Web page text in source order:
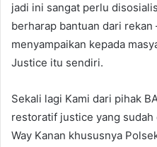
jadi ini sangat perlu
berharap bantuan dari
menyampaikan kepada
Justice itu sendiri.
Sekali lagi Kami dari pihak
restoratif justice yang
Way Kanan khususnya